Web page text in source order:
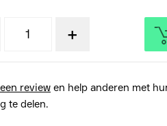
+
review en help anderen met
te delen.